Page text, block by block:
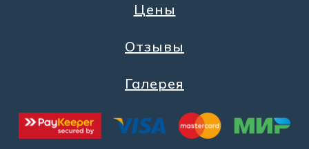
Цены
Отзывы
Галерея